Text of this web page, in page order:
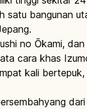
satu bangunan
no Ōkami, dan
cara khas
kali bertepuk,